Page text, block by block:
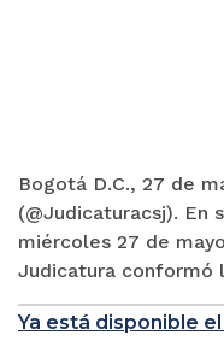
Bogotá D.C., 27 de
(@Judicaturacsj). En
miércoles 27 de
Judicatura conformó
Ya está disponible